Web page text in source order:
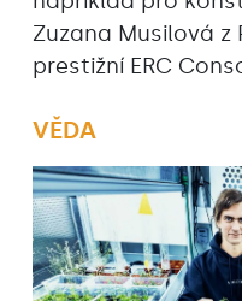
Zuzana Musilová z
prestižní ERC
VĚDA